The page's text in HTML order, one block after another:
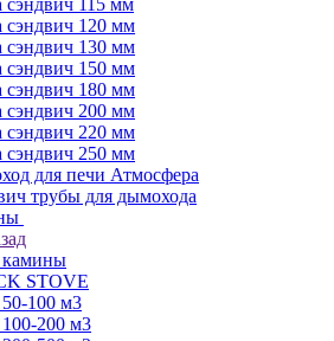
сэндвич 115 мм
сэндвич 120 мм
сэндвич 130 мм
сэндвич 150 мм
сэндвич 180 мм
сэндвич 200 мм
сэндвич 220 мм
сэндвич 250 мм
для печи Атмосфера
трубы для дымохода
STOVE
100 м3
200 м3